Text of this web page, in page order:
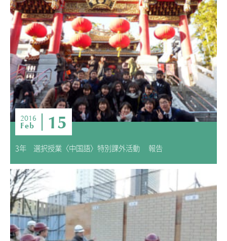
2016
Feb 15
3年 選択授業〈中国語〉特別課外活動 報告